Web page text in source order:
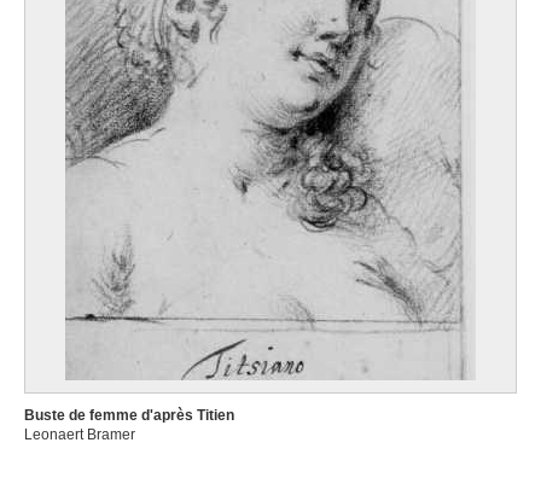
Buste de femme d'après Titien
Leonaert Bramer